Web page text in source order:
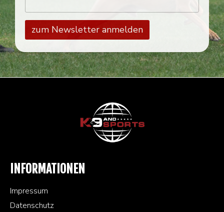
INFORMATIONEN
Impressum
Datenschutz